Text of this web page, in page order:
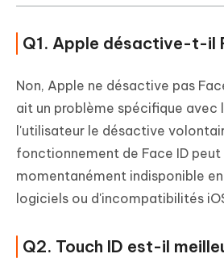
Q1. Apple désactive-t-il
Non, Apple ne désactive pas
ait un problème spécifique avec
l'utilisateur le désactive
fonctionnement de Face ID peut
momentanément indisponible
logiciels ou d'incompatibilités
Q2. Touch ID est-il